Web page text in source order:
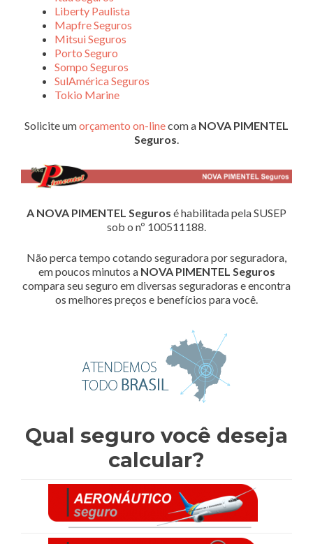
Liberty Paulista
Mapfre Seguros
Mitsui Seguros
Porto Seguro
Sompo Seguros
SulAmérica Seguros
Tokio Marine
Solicite umorçamento on-linecom a NOVA PIMENTEL
Seguros.
A NOVA PIMENTEL Seguros é habilitada pela SUSEP
sob o nº 100511188.
Não perca tempo cotando seguradora por seguradora,
em poucos minutos a NOVA PIMENTEL Seguros
compara seu seguro em diversas seguradoras e encontra
os melhores preços e benefícios para você.
Qual seguro você deseja
calcular?